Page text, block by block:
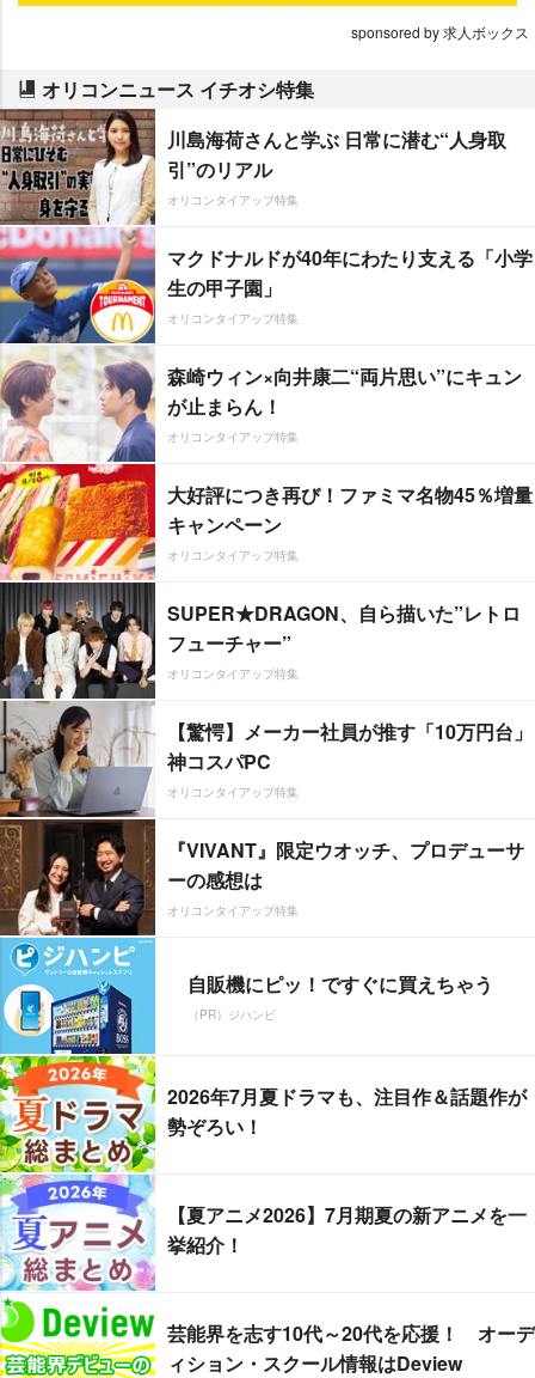
sponsored by 求人ボックス
オリコンニュース イチオシ特集
川島海荷さんと学ぶ 日常に潜む“人身取
引”のリアル
オリコンタイアップ特集
マクドナルドが40年にわたり支える「小学
生の甲子園」
オリコンタイアップ特集
森崎ウィン×向井康二“両片思い”にキュン
が止まらん！
オリコンタイアップ特集
大好評につき再び！ファミマ名物45％増量
キャンペーン
オリコンタイアップ特集
SUPER★DRAGON、自ら描いた”レトロ
フューチャー”
オリコンタイアップ特集
【驚愕】メーカー社員が推す「10万円台」
神コスパPC
オリコンタイアップ特集
『VIVANT』限定ウオッチ、プロデューサ
ーの感想は
オリコンタイアップ特集
自販機にピッ！ですぐに買えちゃう
（PR）ジハンピ
2026年7月夏ドラマも、注目作＆話題作が
勢ぞろい！
【夏アニメ2026】7月期夏の新アニメを一
挙紹介！
芸能界を志す10代～20代を応援！ オーデ
ィション・スクール情報はDeview